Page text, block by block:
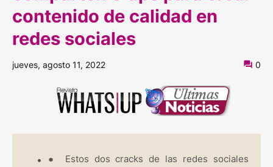
contenido de calidad en
redes sociales
jueves, agosto 11, 2022 0
●
Estos dos cracks de las redes sociales